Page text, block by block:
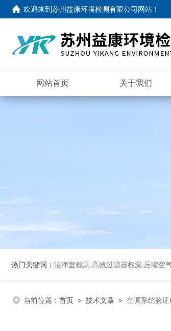
欢迎来到苏州益康环境检测有限公司网站 ！
网站首页 关于我们
热门关键词： 洁净室检测.高效过滤器检漏,压缩空气检测,纯化水
当前位置： 首页 > 技术文章 > 空调系统验证